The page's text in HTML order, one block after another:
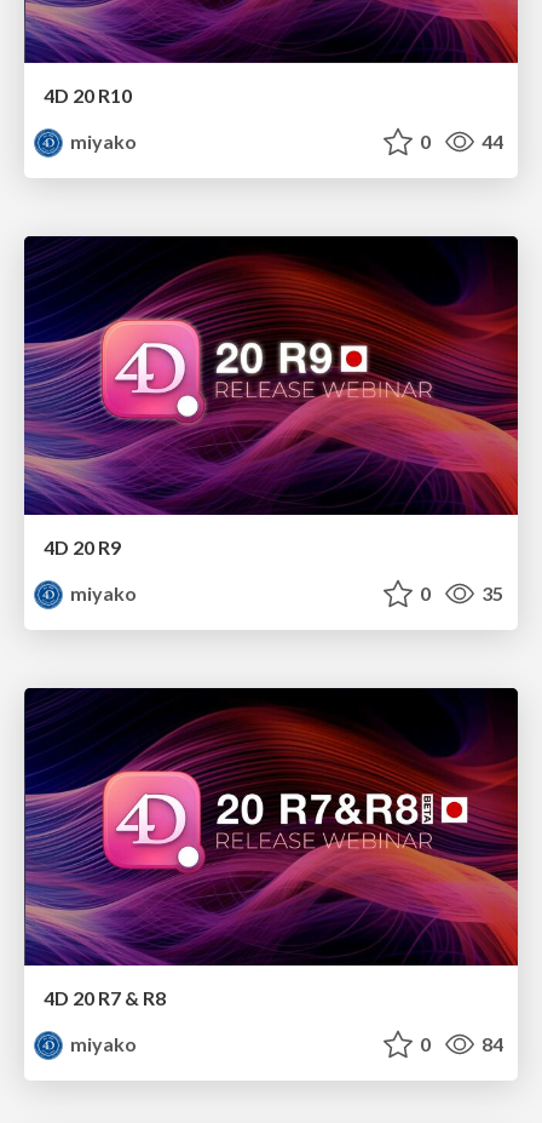
4D 20 R10
miyako
0 44
4D 20 R9
miyako
0 35
4D 20 R7 & R8
miyako
0 84